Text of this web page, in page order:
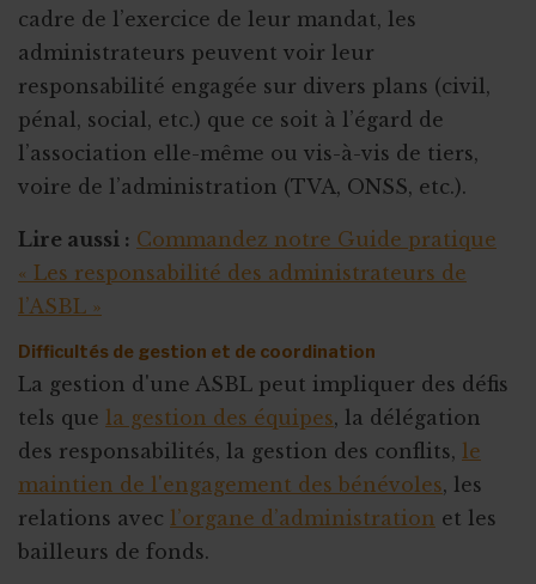
cadre de l’exercice de leur mandat, les
administrateurs peuvent voir leur
responsabilité engagée sur divers plans (civil,
pénal, social, etc.) que ce soit à l’égard de
l’association elle-même ou vis-à-vis de tiers,
voire de l’administration (TVA, ONSS, etc.).
Lire aussi : Commandez notre Guide pratique
« Les responsabilité des administrateurs de
l’ASBL »
Difficultés de gestion et de coordination
La gestion d'une ASBL peut impliquer des défis
tels que la gestion des équipes, la délégation
des responsabilités, la gestion des conflits, le
maintien de l'engagement des bénévoles, les
relations avec l’organe d’administration et les
bailleurs de fonds.